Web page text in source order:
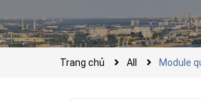
Trang chủ All Module